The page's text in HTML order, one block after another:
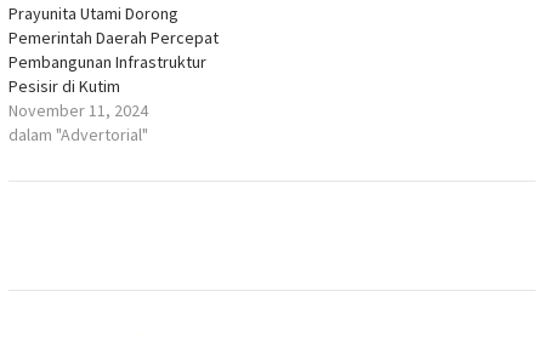
Prayunita Utami Dorong
Pemerintah Daerah Percepat
Pembangunan Infrastruktur
Pesisir di Kutim
November 11, 2024
dalam "Advertorial"